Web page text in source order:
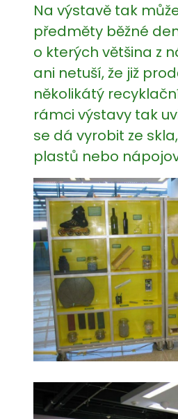
Na výstavě tak
předměty běžné
o kterých většina z
ani netuší, že již
několikátý
rámci výstavy tak
se dá vyrobit ze
plastů nebo